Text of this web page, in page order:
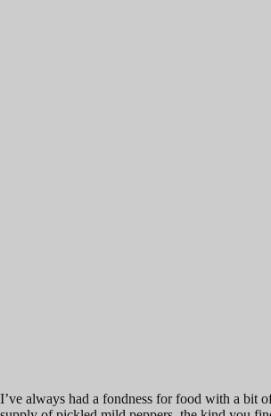
I’ve always had a fondness for food with a bit